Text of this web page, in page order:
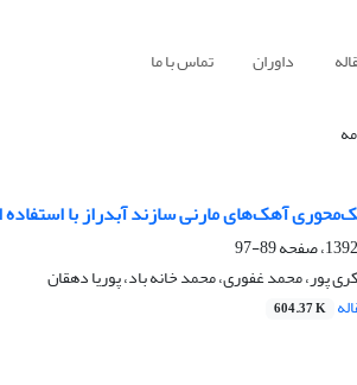
داوران تماس با ما
آهک‌های مارنی سازند آبدراز با
89-97
پور، محمد غفوری، محمد خانه باد، پوریا دهقان
604.37 K